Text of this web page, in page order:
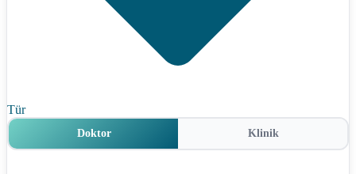
Tür
Doktor Klinik